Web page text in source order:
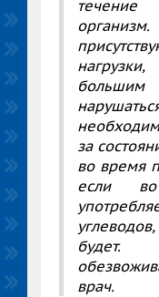
течение
за
во время
если
будет.
врач.